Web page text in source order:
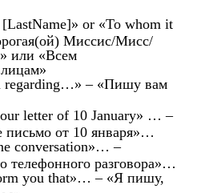
or «To whom it
Миссис/Мисс/
или «Всем
regarding…» – «Пишу вам
letter of 10 January» … –
от 10 января»…
conversation»… –
телефонного разговора»…
you that»… – «Я пишу,